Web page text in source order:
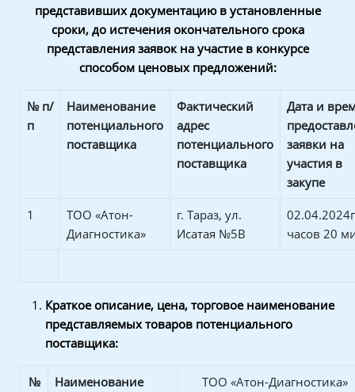
представивших документацию в установленные
сроки, до истечения окончательного срока
представления заявок на участие в конкурсе
способом ценовых предложений:
№ п/
п
Наименование
потенциального
поставщика
Фактический
адрес
потенциального
поставщика
Дата и
заявки на
участия в
закупе
1
ТОО «Атон-
Диагностика»
г. Тараз, ул.
Исатая №5В
часов 20
Краткое описание, цена, торговое наименование
представляемых товаров потенциального
поставщика:
№
Наименование
ТОО «Атон-Диагностика»